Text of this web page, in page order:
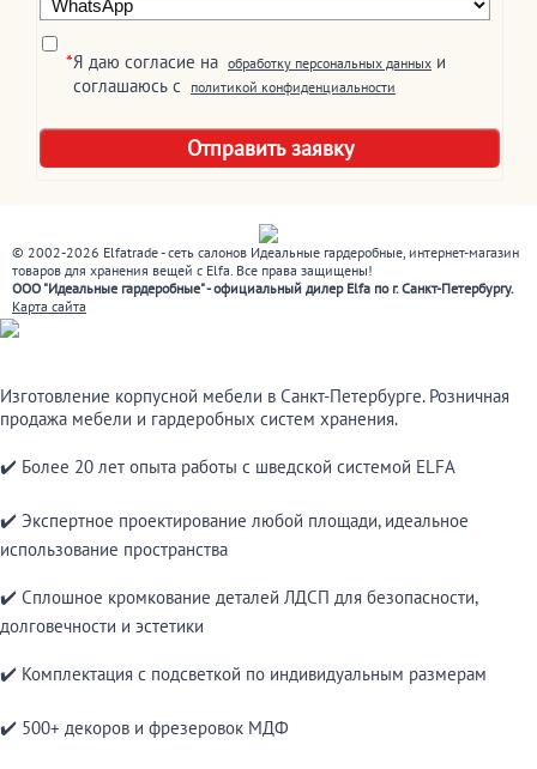
*Я даю согласие на обработку персональных данных и
соглашаюсь c
политикой конфиденциальности
© 2002-2026 Elfatrade - сеть салонов Идеальные гардеробные, интернет-магазин
товаров для хранения вещей с Elfa. Все права защищены!
ООО "Идеальные гардеробные" - официальный дилер Elfa по г. Санкт-Петербургу.
Карта сайта
Изготовление корпусной мебели в Санкт-Петербурге. Розничная
продажа мебели и гардеробных систем хранения.
✔️ Более 20 лет опыта работы с шведской системой ELFA
✔️ Экспертное проектирование любой площади, идеальное
использование пространства
✔️ Сплошное кромкование деталей ЛДСП для безопасности,
долговечности и эстетики
✔️ Комплектация с подсветкой по индивидуальным размерам
✔️ 500+ декоров и фрезеровок МДФ